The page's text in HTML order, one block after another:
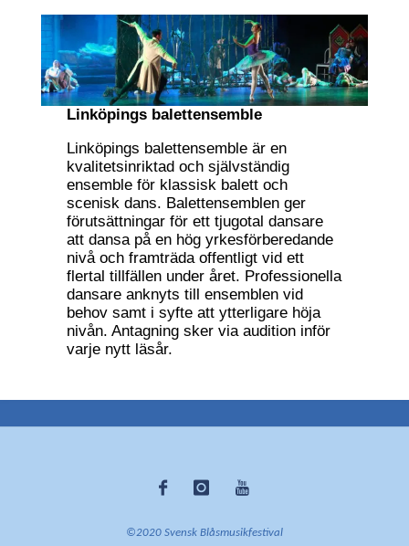
Linköpings balettensemble
Linköpings balettensemble är en
kvalitetsinriktad och självständig
ensemble för klassisk balett och
scenisk dans. Balettensemblen ger
förutsättningar för ett tjugotal dansare
att dansa på en hög yrkesförberedande
nivå och framträda offentligt vid ett
flertal tillfällen under året. Professionella
dansare anknyts till ensemblen vid
behov samt i syfte att ytterligare höja
nivån. Antagning sker via audition inför
varje nytt läsår.
©2020 Svensk Blåsmusikfestival